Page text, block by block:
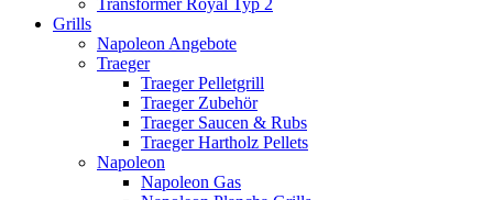
Transformer Royal Typ 2
Grills
Napoleon Angebote
Traeger
Traeger Pelletgrill
Traeger Zubehör
Traeger Saucen & Rubs
Traeger Hartholz Pellets
Napoleon
Napoleon Gas